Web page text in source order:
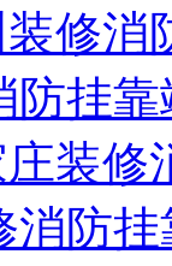
修消
挂靠
装修
防挂